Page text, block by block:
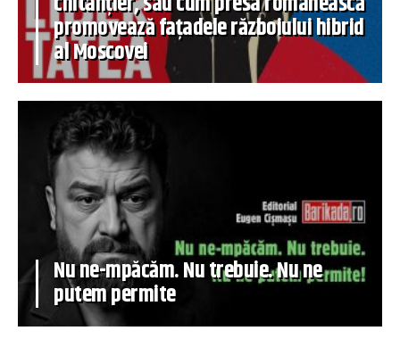
promovează fațadele războiului hibrid
al Moscovei
Nu ne-mpăcăm. Nu trebuie. Nu ne
putem permite